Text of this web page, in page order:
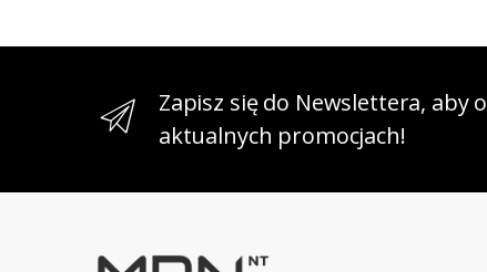
Zapisz się do Newslettera, aby
aktualnych promocjach!